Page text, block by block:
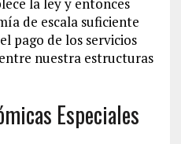
de escala suficiente
pago de los servicios
nuestra estructuras
Especiales